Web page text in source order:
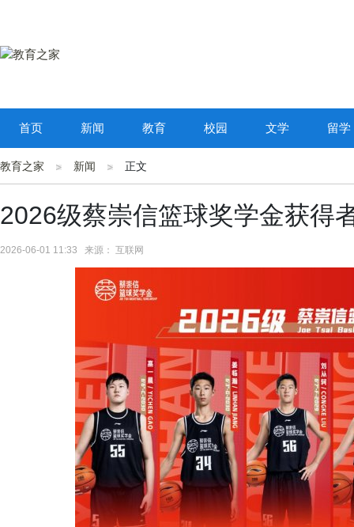
首页 新闻 教育 校园 文学 留学
教育之家 新闻 正文
2026级蔡崇信篮球奖学金获得
2026-06-01 11:33 来源： 互联网